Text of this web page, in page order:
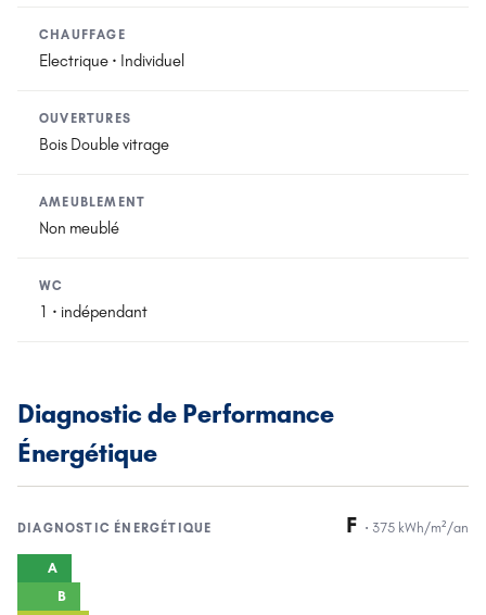
CHAUFFAGE
Electrique · Individuel
OUVERTURES
Bois Double vitrage
AMEUBLEMENT
Non meublé
WC
1 · indépendant
Diagnostic de Performance
Énergétique
DIAGNOSTIC ÉNERGÉTIQUE F · 375 kWh/m²/an
A
B